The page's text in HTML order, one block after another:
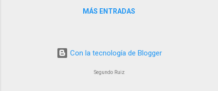
lo político, lo espiritual y lo inconsciente
aprendizajes colectivos.
MÁS ENTRADAS
Con la tecnología de Blogger
Segundo Ruiz